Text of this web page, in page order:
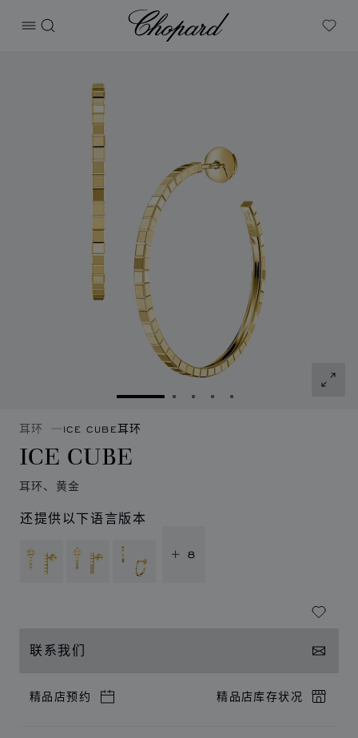
打开菜单
搜索
Chopard
My
转到幻灯片 1转到幻灯片 2
转到幻灯片 3
转到幻灯片 4
转到幻灯片 5
耳环 ICE CUBE耳环
ICE CUBE
耳环、黄金
还提供以下语言版本
+ 8
联系我们
精品店预约 精品店库存状况